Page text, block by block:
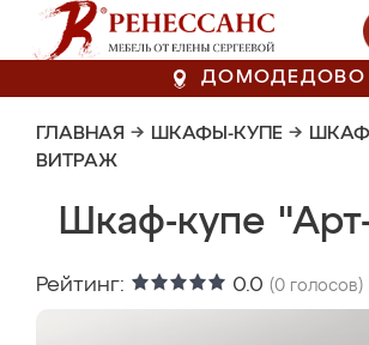
ДОМОДЕДОВО
ГЛАВНАЯ → ШКАФЫ-КУПЕ →
ВИТРАЖ
Шкаф-купе
Рейтинг: 0.0 (0 голосов)